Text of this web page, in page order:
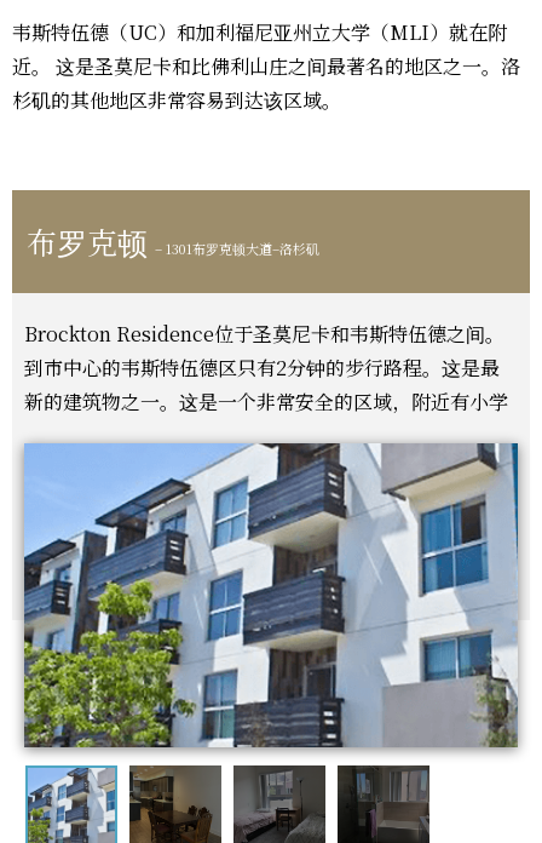
韦斯特伍德（UC）和加利福尼亚州立大学（MLI）就在附
近。 这是圣莫尼卡和比佛利山庄之间最著名的地区之一。洛
杉矶的其他地区非常容易到达该区域。
布罗克顿 – 1301布罗克顿大道–洛杉矶
Brockton Residence位于圣莫尼卡和韦斯特伍德之间。
到市中心的韦斯特伍德区只有2分钟的步行路程。这是最
新的建筑物之一。这是一个非常安全的区域，附近有小学